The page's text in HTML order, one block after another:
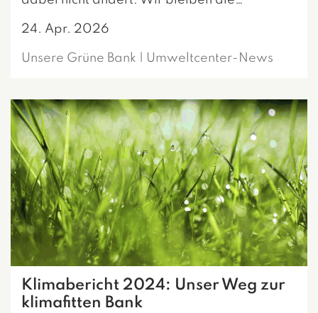
24. Apr. 2026
Unsere Grüne Bank | Umweltcenter-News
Klimabericht 2024: Unser Weg zur
klimafitten Bank